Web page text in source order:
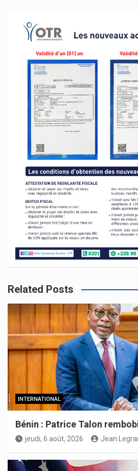
Related Posts
INTERNATIONAL
Bénin : Patrice Talon
jeudi, 6 août, 2026 Jean